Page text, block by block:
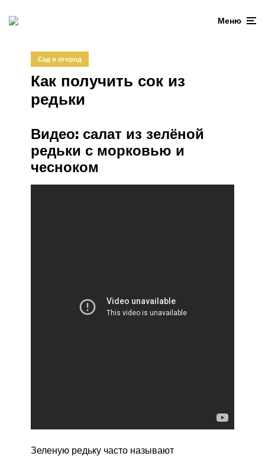
Меню
Сад и огород
Как получить сок из
редьки
Видео: салат из зелёной
редьки с морковью и
чесноком
Зеленую редьку часто называют